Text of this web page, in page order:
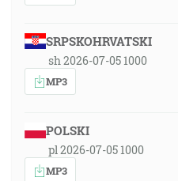
SRPSKOHRVATSKI
sh 2026-07-05 1000
MP3
POLSKI
pl 2026-07-05 1000
MP3